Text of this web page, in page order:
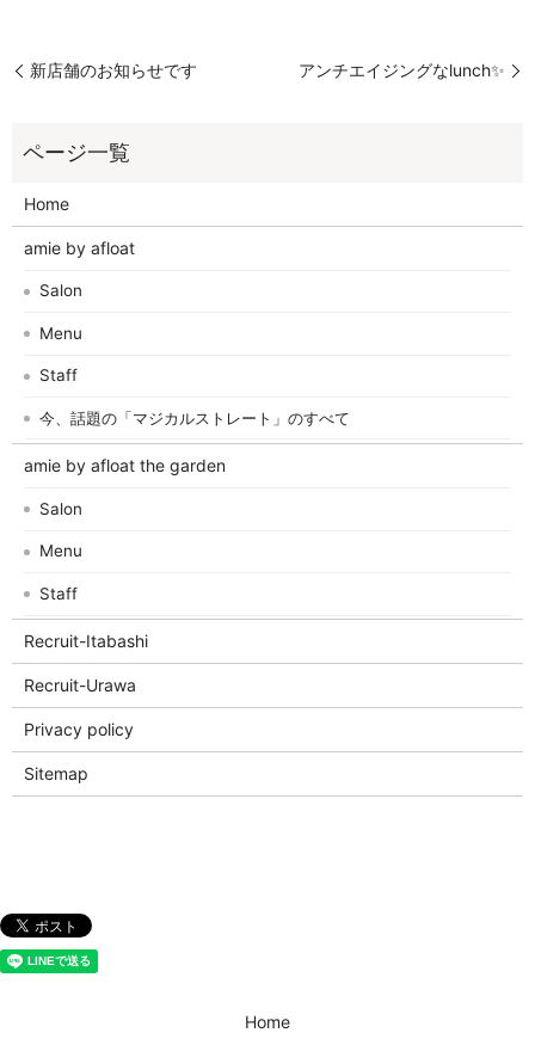
新店舗のお知らせです アンチエイジングなlunch✨
Home
amie by afloat
Salon
Menu
Staff
今、話題の「マジカルストレート」のすべて
amie by afloat the garden
Salon
Menu
Staff
Recruit-Itabashi
Recruit-Urawa
Privacy policy
Sitemap
Home